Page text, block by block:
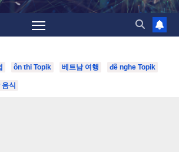
ôn thi Topik 베트남 여행 đề nghe Topik
음식